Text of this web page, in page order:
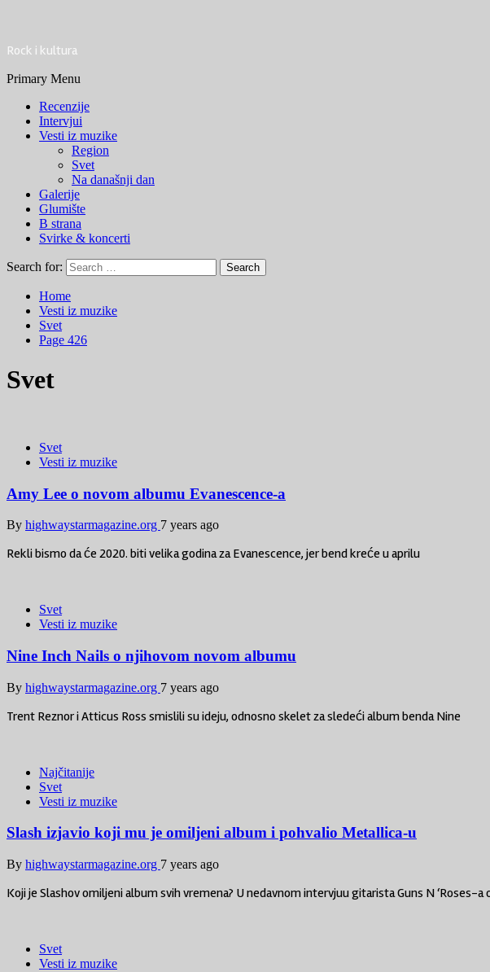
Rock i kultura
Primary Menu
Recenzije
Intervjui
Vesti iz muzike
Region
Svet
Na današnji dan
Galerije
Glumište
B strana
Svirke & koncerti
Search for:
Home
Vesti iz muzike
Svet
Page 426
Svet
Svet
Vesti iz muzike
Amy Lee o novom albumu Evanescence-a
By highwaystarmagazine.org 7 years ago
Rekli bismo da će 2020. biti velika godina za Evanescence, jer bend kreće u aprilu
Svet
Vesti iz muzike
Nine Inch Nails o njihovom novom albumu
By highwaystarmagazine.org 7 years ago
Trent Reznor i Atticus Ross smislili su ideju, odnosno skelet za sledeći album benda Nine
Najčitanije
Svet
Vesti iz muzike
Slash izjavio koji mu je omiljeni album i pohvalio Metallica-u
By highwaystarmagazine.org 7 years ago
Koji je Slashov omiljeni album svih vremena? U nedavnom intervjuu gitarista Guns N ‘Roses-a
Svet
Vesti iz muzike